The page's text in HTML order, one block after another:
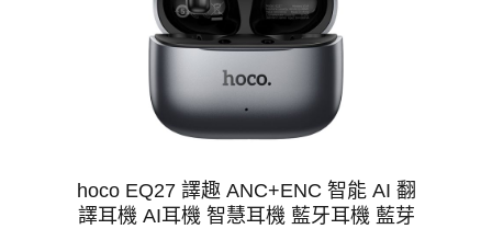
hoco EQ27 譯趣 ANC+ENC 智能 AI 翻
譯耳機 AI耳機 智慧耳機 藍牙耳機 藍芽